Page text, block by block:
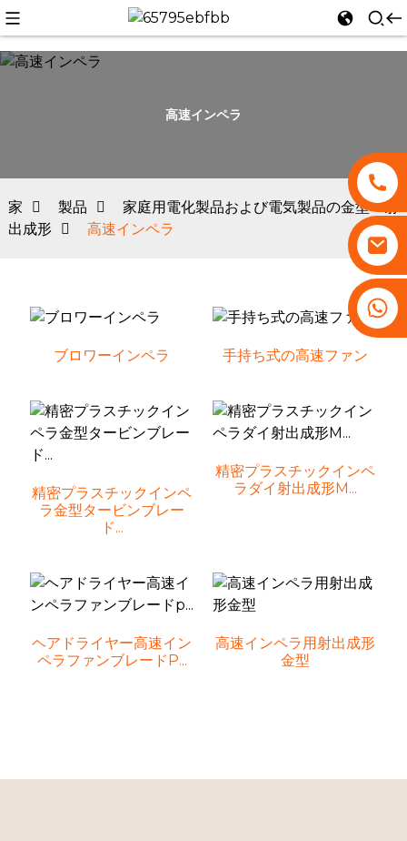
+86 13530645990
高速インペラ
家 製品
家庭用電化製品および電気製品の金型・射
出成形
高速インペラ
ブロワーインペラ 手持ち式の高速ファン
精密プラスチックインペ
ラ金型タービンブレー
ド...
精密プラスチックインペ
ラダイ射出成形M...
ヘアドライヤー高速イン
ペラファンブレードp...
高速インペラ用射出成形
金型